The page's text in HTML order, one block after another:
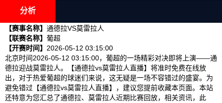
分析
【赛事名称】 通德拉VS莫雷拉人
【联赛名称】 葡超
【开赛时间】 2026-05-12 03:15:00
北京时间2026-05-12 03:15:00，葡超的一场精彩对决即将上演——通
德拉迎战莫雷拉人。【通德拉vs莫雷拉人直播】将准时免费在线放
出，对于热爱葡超的球迷们来说，这无疑是一场不容错过的盛宴。为
避免错过【通德拉vs莫雷拉人直播】，建议您提前收藏本页面。本站
还特意为您汇总了通德拉、莫雷拉人近期比赛回放，相关资讯，此